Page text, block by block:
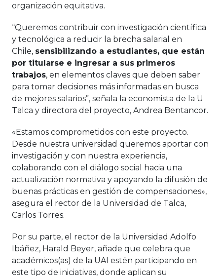
organización equitativa.
“Queremos contribuir con investigación científica
y tecnológica a reducir la brecha salarial en
Chile, sensibilizando a estudiantes, que están
por titularse e ingresar a sus primeros
trabajos, en elementos claves que deben saber
para tomar decisiones más informadas en busca
de mejores salarios”, señala la economista de la U
Talca y directora del proyecto, Andrea Bentancor.
«Estamos comprometidos con este proyecto.
Desde nuestra universidad queremos aportar con
investigación y con nuestra experiencia,
colaborando con el diálogo social hacia una
actualización normativa y apoyando la difusión de
buenas prácticas en gestión de compensaciones»,
asegura el rector de la Universidad de Talca,
Carlos Torres.
Por su parte, el rector de la Universidad Adolfo
Ibáñez, Harald Beyer, añade que celebra que
académicos(as) de la UAI estén participando en
este tipo de iniciativas, donde aplican su